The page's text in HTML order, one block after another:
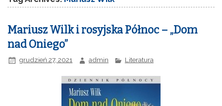
Mariusz Wilk i rosyjska Północ – „Dom
nad Oniego”
grudzień 27, 2021 admin Literatura